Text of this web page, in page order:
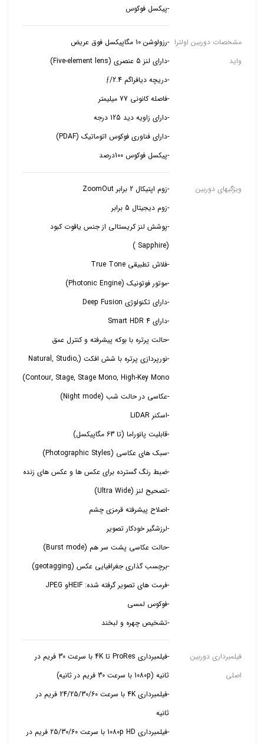
-پیکسل فوکوس
مشخصات دوربین اولترا
واید
-رزولوشن 10 مگاپیکسل فوق عریض
-دارای لنز 5 عنصری (Five‑element lens)
-فاصله کانونی 77 میلیمتر
-دارای زاویه دید 125 درجه
-دارای فناوری فوکوس اتوماتیک (PDAF)
-پیکسل فوکوس 100درصد
ویژگیهای دوربین
-زوم دیجیتال 5 برابر
-پوشش لنز کریستالی از جنس یاقوت کبود
(Sapphire )
-موتور فوتونیک (Photonic Engine)
-دارای تکنولوژی Deep Fusion
-نورپردازی پرتره با شش افکت (Natural, Studio,
Contour, Stage, Stage Mono, High‑Key Mono)
-عکاسی در حالت شب (Night mode)
-اسکنر LiDAR
-قابلیت پانوراما (تا 63 مگاپیکسل)
-سبک های عکاسی (Photographic Styles)
-تصحیح لنز (Ultra Wide)
-اصلاح پیشرفته قرمزی چشم
-لرزشگیر خودکار تصویر
-حالت عکاسی پشت سر هم (Burst mode)
-برچسب گذاری جغرافیایی عکس (geotagging)
-تشخیص چهره و لبخند
فیلمبرداری دوربین
اصلی
-فیلمبرداری ProRes تا 4K با سرعت 30 فریم در
ثانیه (1080p با سرعت 30 فریم در ثانیه)
-فیلمبرداری 4K با سرعت 24/25/30/60 فریم در
ثانیه
-فیلمبرداری 1080p HD با سرعت 25/30/60 فریم در